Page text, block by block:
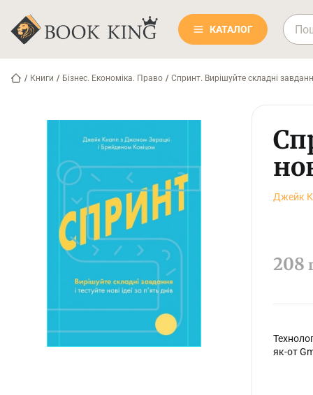
КАТАЛОГ
/ Книги / Бізнес. Економіка. Право / Спринт. Вирішуйте складні
Джейк
208
як-от